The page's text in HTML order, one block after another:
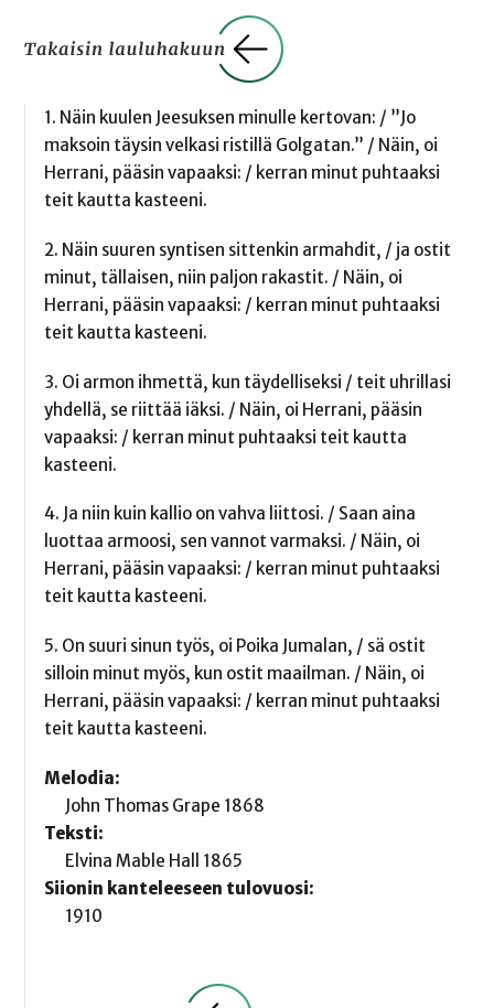
1. Näin kuulen Jeesuksen minulle kertovan: / ”Jo
maksoin täysin velkasi ristillä Golgatan.” / Näin, oi
Herrani, pääsin vapaaksi: / kerran minut puhtaaksi
teit kautta kasteeni.
2. Näin suuren syntisen sittenkin armahdit, / ja ostit
minut, tällaisen, niin paljon rakastit. / Näin, oi
Herrani, pääsin vapaaksi: / kerran minut puhtaaksi
teit kautta kasteeni.
3. Oi armon ihmettä, kun täydelliseksi / teit uhrillasi
yhdellä, se riittää iäksi. / Näin, oi Herrani, pääsin
vapaaksi: / kerran minut puhtaaksi teit kautta
kasteeni.
4. Ja niin kuin kallio on vahva liittosi. / Saan aina
luottaa armoosi, sen vannot varmaksi. / Näin, oi
Herrani, pääsin vapaaksi: / kerran minut puhtaaksi
teit kautta kasteeni.
5. On suuri sinun työs, oi Poika Jumalan, / sä ostit
silloin minut myös, kun ostit maailman. / Näin, oi
Herrani, pääsin vapaaksi: / kerran minut puhtaaksi
teit kautta kasteeni.
Melodia:
John Thomas Grape 1868
Teksti:
Elvina Mable Hall 1865
Siionin kanteleeseen tulovuosi:
1910